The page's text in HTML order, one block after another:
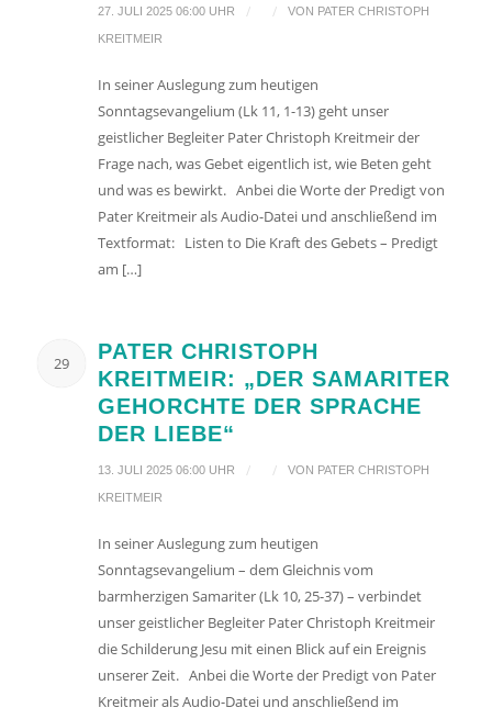
27. JULI 2025 06:00 UHR / / VON PATER CHRISTOPH
KREITMEIR
In seiner Auslegung zum heutigen
Sonntagsevangelium (Lk 11, 1-13) geht unser
geistlicher Begleiter Pater Christoph Kreitmeir der
Frage nach, was Gebet eigentlich ist, wie Beten geht
und was es bewirkt. Anbei die Worte der Predigt von
Pater Kreitmeir als Audio-Datei und anschließend im
Textformat: Listen to Die Kraft des Gebets – Predigt
am […]
29
PATER CHRISTOPH
KREITMEIR: „DER SAMARITER
GEHORCHTE DER SPRACHE
DER LIEBE“
13. JULI 2025 06:00 UHR / / VON PATER CHRISTOPH
KREITMEIR
In seiner Auslegung zum heutigen
Sonntagsevangelium – dem Gleichnis vom
barmherzigen Samariter (Lk 10, 25-37) – verbindet
unser geistlicher Begleiter Pater Christoph Kreitmeir
die Schilderung Jesu mit einen Blick auf ein Ereignis
unserer Zeit. Anbei die Worte der Predigt von Pater
Kreitmeir als Audio-Datei und anschließend im